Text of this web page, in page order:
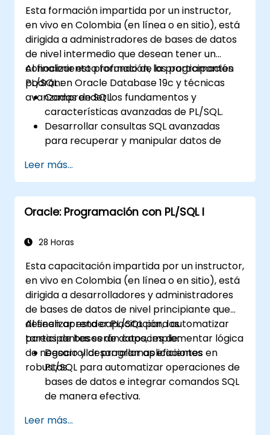
Esta formación impartida por un instructor,
en vivo en Colombia (en línea o en sitio), está
dirigida a administradores de bases de datos
de nivel intermedio que desean tener un
conocimiento profundo de la programación
PL/SQL en Oracle Database 19c y técnicas
avanzadas de SQL.
Al finalizar esta formación, los participantes
podrán:
Comprender los fundamentos y
características avanzadas de PL/SQL.
Desarrollar consultas SQL avanzadas
para recuperar y manipular datos de
Implementar estructuras de
programación PL/SQL para gestionar
datos y operaciones de base de datos.
Optimizar consultas SQL para mejorar el
Utilizar funciones avanzadas de PL/SQL
lotes y manejo de errores.
Aprender a depurar y gestionar
programas PL/SQL de manera efectiva.
Leer más...
Oracle: Programación con PL/SQL I
28 Horas
Esta capacitación impartida por un instructor,
en vivo en Colombia (en línea o en sitio), está
dirigida a desarrolladores y administradores
de bases de datos de nivel principiante que
deseen aprender PL/SQL para automatizar
tareas de bases de datos, implementar lógica
de negocio y desarrollar aplicaciones
robustas.
Al finalizar esta capacitación, los
participantes serán capaces de:
Desarrollar programas eficientes en
PL/SQL para automatizar operaciones de
bases de datos e integrar comandos SQL
de manera efectiva.
como procedimientos, funciones,
Leer más...